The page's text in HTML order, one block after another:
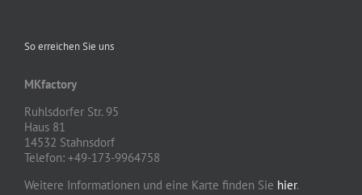
So erreichen Sie uns
MKfactory
Ruhlsdorfer Str. 95
Haus 81
14532 Stahnsdorf
Telefon: +49-173-9964758
Weitere Informationen und eine Karte finden Sie hier.